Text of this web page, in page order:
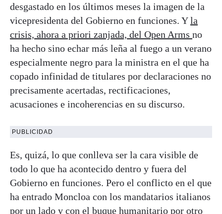
desgastado en los últimos meses la imagen de la
vicepresidenta del Gobierno en funciones. Yla
crisis, ahora a priori zanjada, del Open Arms no
ha hecho sino echar más leña al fuego a un verano
especialmente negro para la ministra en el que ha
copado infinidad de titulares por declaraciones no
precisamente acertadas, rectificaciones,
acusaciones e incoherencias en su discurso.
PUBLICIDAD
Es, quizá, lo que conlleva ser la cara visible de
todo lo que ha acontecido dentro y fuera del
Gobierno en funciones. Pero el conflicto en el que
ha entrado Moncloa con los mandatarios italianos
por un lado y con el buque humanitario por otro